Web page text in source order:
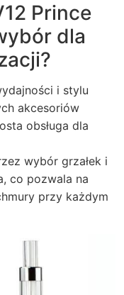
Prince
dla
i stylu
akcesoriów
obsługa dla
wybór grzałek i
co pozwala na
przy każdym